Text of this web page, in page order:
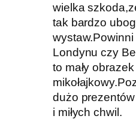
wielka
tak bardzo
wystaw.Powinni
Londynu czy
to mały
dużo
i miłych chwil.